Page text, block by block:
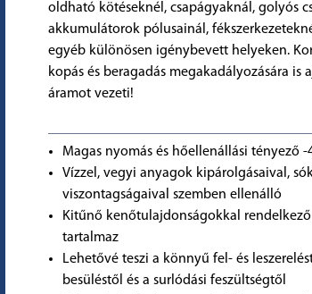
oldható kötéseknél, csapágyaknál, golyós
akkumulátorok pólusainál,
egyéb különösen igénybevett helyeken.
kopás és beragadás megakadályozására
áramot vezeti!
Magas nyomás és hőellenállási tényező -
Vízzel, vegyi anyagok kipárolgásaival,
viszontagságaival szemben ellenálló
Kitűnő kenőtulajdonságokkal rendelkező
tartalmaz
Lehetővé teszi a könnyű fel- és
besüléstől és a surlódási feszültségtől